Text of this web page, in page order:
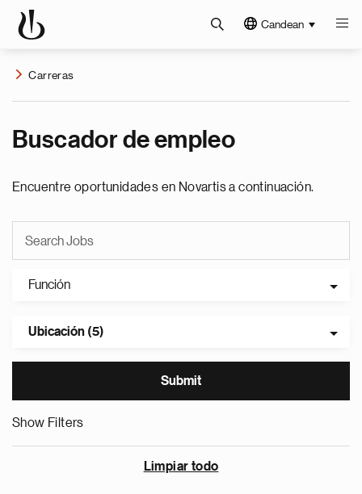
Candean
Carreras
Buscador de empleo
Encuentre oportunidades en Novartis a continuación.
Función
Ubicación (5)
Show Filters
Limpiar todo